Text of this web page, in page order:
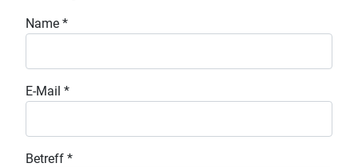
Name *
E-Mail *
Betreff *